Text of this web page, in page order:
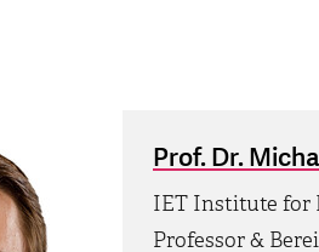
Prof. Dr.
IET Institute for
Professor &